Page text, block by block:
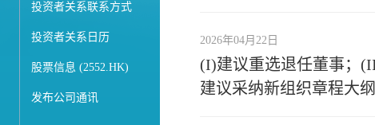
投资者关系联系方式
投资者关系日历
股票信息 (2552.HK)
发布公司通讯
2026年04月22日
(I)建议重选退任董事；
建议采纳新组织章程大